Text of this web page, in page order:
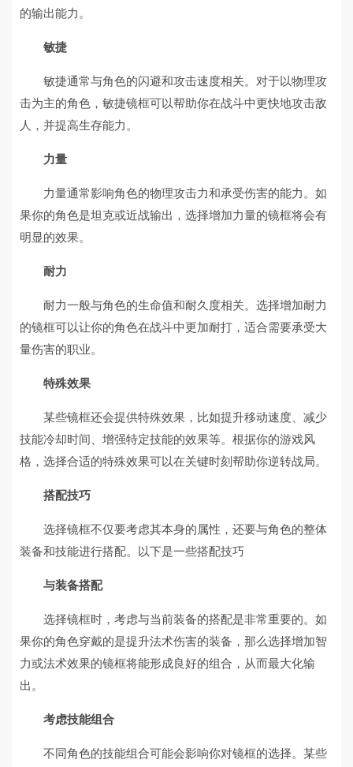
的输出能力。
敏捷
敏捷通常与角色的闪避和攻击速度相关。对于以物理攻
击为主的角色，敏捷镜框可以帮助你在战斗中更快地攻击敌
人，并提高生存能力。
力量
力量通常影响角色的物理攻击力和承受伤害的能力。如
果你的角色是坦克或近战输出，选择增加力量的镜框将会有
明显的效果。
耐力
耐力一般与角色的生命值和耐久度相关。选择增加耐力
的镜框可以让你的角色在战斗中更加耐打，适合需要承受大
量伤害的职业。
特殊效果
某些镜框还会提供特殊效果，比如提升移动速度、减少
技能冷却时间、增强特定技能的效果等。根据你的游戏风
格，选择合适的特殊效果可以在关键时刻帮助你逆转战局。
搭配技巧
选择镜框不仅要考虑其本身的属性，还要与角色的整体
装备和技能进行搭配。以下是一些搭配技巧
与装备搭配
选择镜框时，考虑与当前装备的搭配是非常重要的。如
果你的角色穿戴的是提升法术伤害的装备，那么选择增加智
力或法术效果的镜框将能形成良好的组合，从而最大化输
出。
考虑技能组合
不同角色的技能组合可能会影响你对镜框的选择。某些